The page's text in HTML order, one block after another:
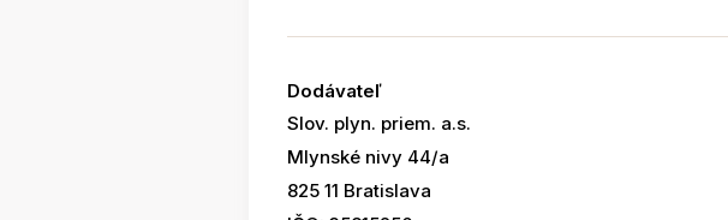
Dodávateľ
Slov. plyn. priem. a.s.
Mlynské nivy 44/a
825 11 Bratislava